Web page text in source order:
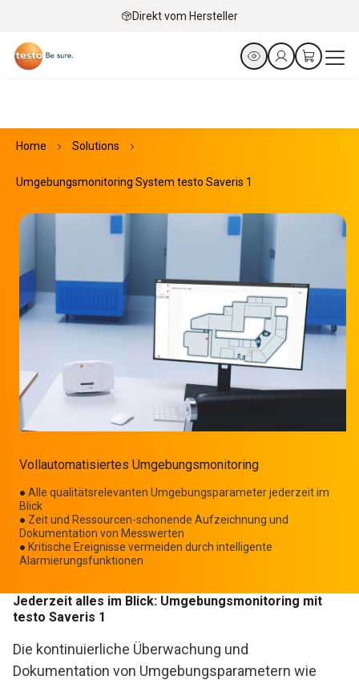
Direkt vom Hersteller
Home Solutions
Umgebungsmonitoring System testo Saveris 1
Vollautomatisiertes Umgebungsmonitoring
● Alle qualitätsrelevanten Umgebungsparameter jederzeit im
Blick
● Zeit und Ressourcen-schonende Aufzeichnung und
Dokumentation von Messwerten
● Kritische Ereignisse vermeiden durch intelligente
Alarmierungsfunktionen
Jederzeit alles im Blick: Umgebungsmonitoring mit
testo Saveris 1
Die kontinuierliche Überwachung und
Dokumentation von Umgebungsparametern wie